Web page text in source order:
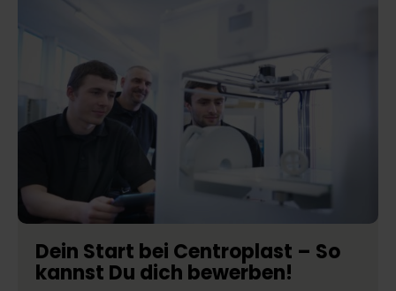
Dein Start bei Centroplast – So
kannst Du dich bewerben!